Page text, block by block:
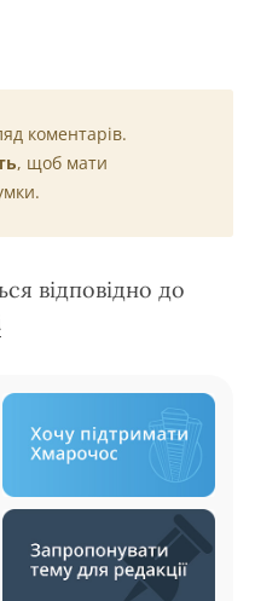
коментарів.
, щоб мати
відповідно до